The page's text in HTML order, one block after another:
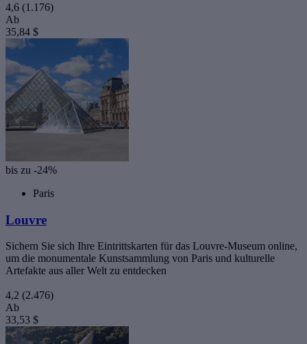
4,6 (1.176)
Ab
35,84 $
bis zu -24%
Paris
Louvre
Sichern Sie sich Ihre Eintrittskarten für das Louvre-Museum online,
um die monumentale Kunstsammlung von Paris und kulturelle
Artefakte aus aller Welt zu entdecken
4,2 (2.476)
Ab
33,53 $